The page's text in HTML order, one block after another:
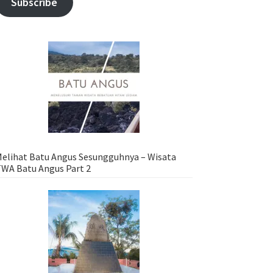
Batu Angus Sesungguhnya – Wisata
Batu Angus Part 2